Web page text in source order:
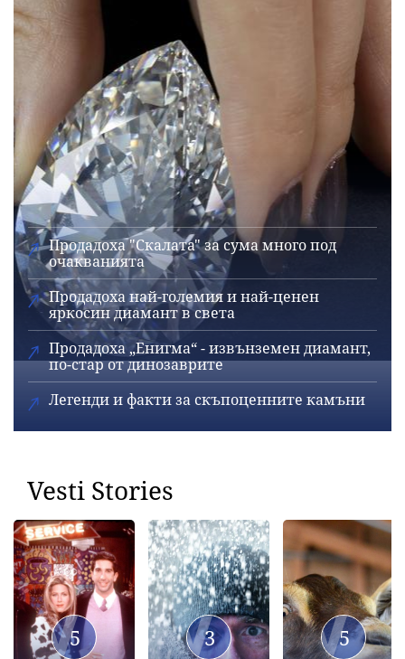
Продадоха "Скалата" за сума много под
очакванията
Продадоха най-големия и най-ценен
яркосин диамант в света
Продадоха „Енигма“ - извънземен диамант,
по-стар от динозаврите
Легенди и факти за скъпоценните камъни
Vesti Stories
5 3 5